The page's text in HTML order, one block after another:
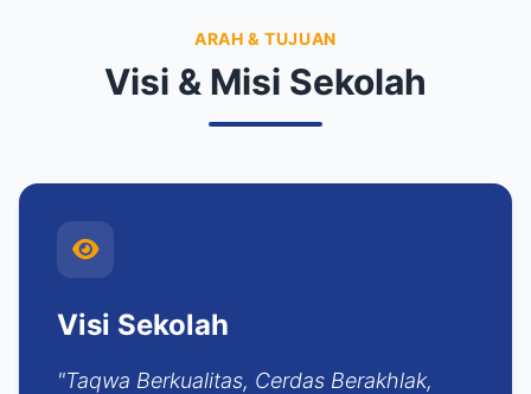
ARAH & TUJUAN
Visi & Misi Sekolah
Visi Sekolah
"Taqwa Berkualitas, Cerdas Berakhlak,